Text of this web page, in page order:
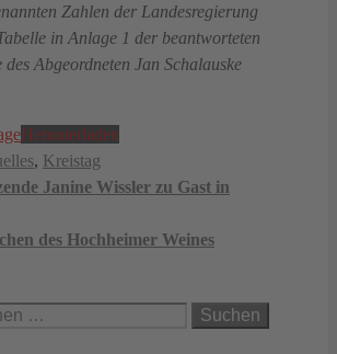
Zahlen der Landesregierung
in Anlage 1 der beantworteten
Abgeordneten Jan Schalauske
Herunterladen
, Kreistag
Janine Wissler zu Gast in
des Hochheimer Weines